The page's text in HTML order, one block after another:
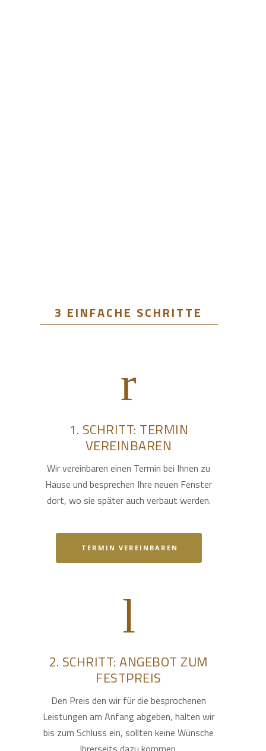
3 EINFACHE SCHRITTE
1. SCHRITT: TERMIN
VEREINBAREN
Wir vereinbaren einen Termin bei Ihnen zu
Hause und besprechen Ihre neuen Fenster
dort, wo sie später auch verbaut werden.
TERMIN VEREINBAREN
2. SCHRITT: ANGEBOT ZUM
FESTPREIS
Den Preis den wir für die besprochenen
Leistungen am Anfang abgeben, halten wir
bis zum Schluss ein, sollten keine Wünsche